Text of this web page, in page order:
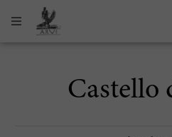
Castello